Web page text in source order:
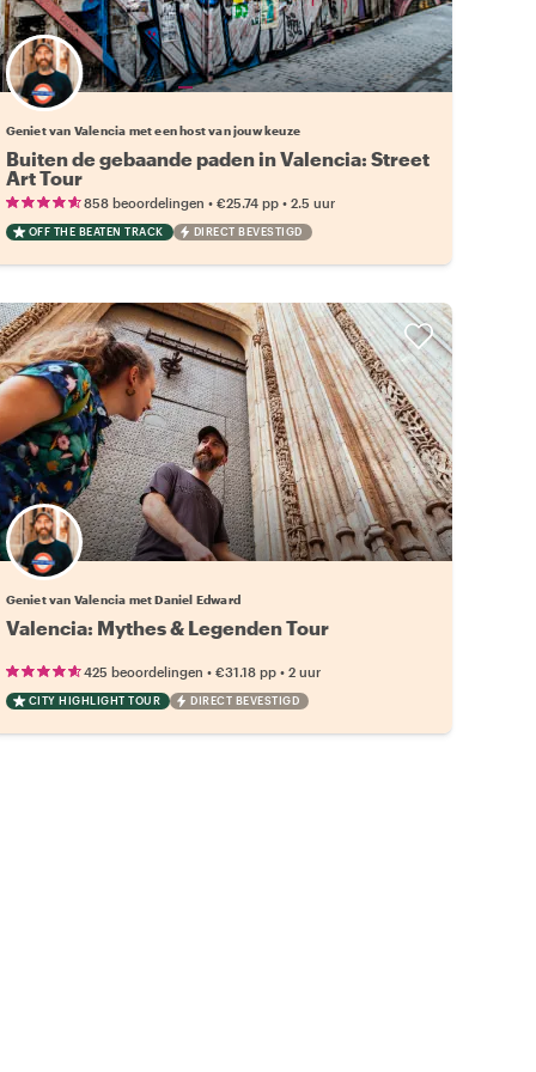
Kies jouw favoriete local
Geniet van Valencia met een host van jouw keuze
Buiten de gebaande paden in Valencia: Street
Art Tour
858 beoordelingen • €25.74 pp• 2.5 uur
OFF THE BEATEN TRACK DIRECT BEVESTIGD
Geniet van Valencia met Daniel Edward
Valencia: Mythes & Legenden Tour
425 beoordelingen • €31.18 pp• 2 uur
CITY HIGHLIGHT TOUR DIRECT BEVESTIGD